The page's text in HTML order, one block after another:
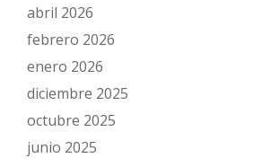
abril 2026
febrero 2026
enero 2026
diciembre 2025
octubre 2025
junio 2025